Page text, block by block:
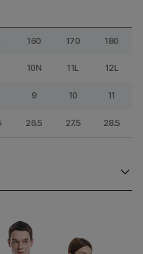
160 170 180
10N 11L 12L
9 10 11
26.5 27.5 28.5